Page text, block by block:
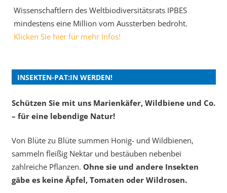
Wissenschaftlern des Weltbiodiversitätsrats IPBES
mindestens eine Million vom Aussterben bedroht.
Klicken Sie hier für mehr Infos!
INSEKTEN-PAT:IN WERDEN!
Schützen Sie mit uns Marienkäfer, Wildbiene und Co.
– für eine lebendige Natur!
Von Blüte zu Blüte summen Honig- und Wildbienen,
sammeln fleißig Nektar und bestäuben nebenbei
zahlreiche Pflanzen. Ohne sie und andere Insekten
gäbe es keine Äpfel, Tomaten oder Wildrosen.